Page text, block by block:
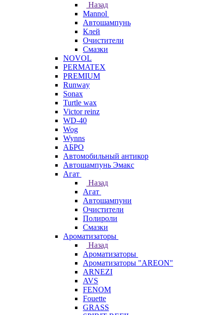
Назад
Mannol
Автошампунь
Клей
Очистители
Смазки
NOVOL
PERMATEX
PREMIUM
Runway
Sonax
Turtle wax
Victor reinz
WD-40
Wog
Wynns
АБРО
Автомобильный антикор
Автошампунь Эмакс
Агат
Назад
Агат
Автошампуни
Очистители
Полироли
Смазки
Ароматизаторы
Назад
Ароматизаторы
Ароматизаторы "AREON"
ARNEZI
AVS
FENOM
Fouette
GRASS